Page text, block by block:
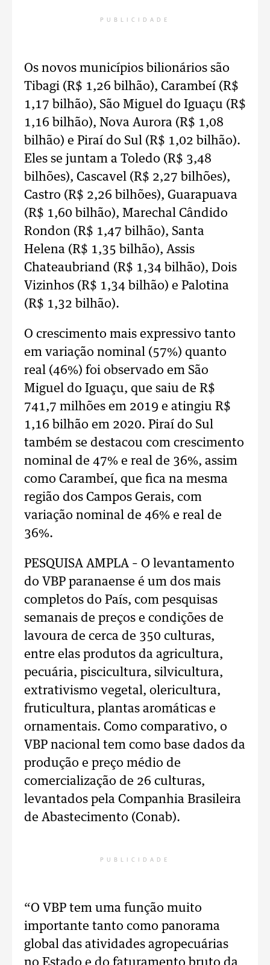
PUBLICIDADE
Os novos municípios bilionários são
Tibagi (R$ 1,26 bilhão), Carambeí (R$
1,17 bilhão), São Miguel do Iguaçu (R$
1,16 bilhão), Nova Aurora (R$ 1,08
bilhão) e Piraí do Sul (R$ 1,02 bilhão).
Eles se juntam a Toledo (R$ 3,48
bilhões), Cascavel (R$ 2,27 bilhões),
Castro (R$ 2,26 bilhões), Guarapuava
(R$ 1,60 bilhão), Marechal Cândido
Rondon (R$ 1,47 bilhão), Santa
Helena (R$ 1,35 bilhão), Assis
Chateaubriand (R$ 1,34 bilhão), Dois
Vizinhos (R$ 1,34 bilhão) e Palotina
(R$ 1,32 bilhão).
O crescimento mais expressivo tanto
em variação nominal (57%) quanto
real (46%) foi observado em São
Miguel do Iguaçu, que saiu de R$
741,7 milhões em 2019 e atingiu R$
1,16 bilhão em 2020. Piraí do Sul
também se destacou com crescimento
nominal de 47% e real de 36%, assim
como Carambeí, que fica na mesma
região dos Campos Gerais, com
variação nominal de 46% e real de
36%.
PESQUISA AMPLA – O levantamento
do VBP paranaense é um dos mais
completos do País, com pesquisas
semanais de preços e condições de
lavoura de cerca de 350 culturas,
entre elas produtos da agricultura,
pecuária, piscicultura, silvicultura,
extrativismo vegetal, olericultura,
fruticultura, plantas aromáticas e
ornamentais. Como comparativo, o
VBP nacional tem como base dados da
produção e preço médio de
comercialização de 26 culturas,
levantados pela Companhia Brasileira
de Abastecimento (Conab).
PUBLICIDADE
“O VBP tem uma função muito
importante tanto como panorama
global das atividades agropecuárias
no Estado e do faturamento bruto da